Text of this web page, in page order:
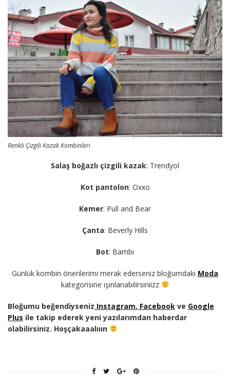
Renkli Çizgili Kazak Kombinleri
Salaş boğazlı çizgili kazak: Trendyol
Kot pantolon: Oxxo
Kemer: Pull and Bear
Çanta: Beverly Hills
Bot: Bambi
Günlük kombin önerilerimi merak ederseniz bloğumdaki Moda
kategorisine ışınlanabilirsiniizz
Bloğumu beğendiyseniz Instagram, Facebook ve Google
Plus ile takip ederek yeni yazılarımdan haberdar
olabilirsiniz. Hoşçakaaalııın